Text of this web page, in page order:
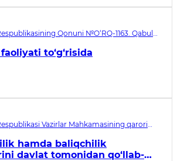
Qonuni №O‘RQ-1163. Qabul
to‘g‘risida
Vazirlar Mahkamasining qarori
hamda baliqchilik
davlat tomonidan qo‘llab-